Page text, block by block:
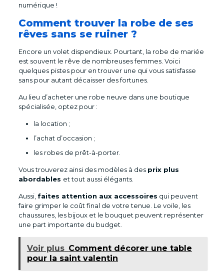
numérique !
Comment trouver la robe de ses
rêves sans se ruiner ?
Encore un volet dispendieux. Pourtant, la robe de mariée
est souvent le rêve de nombreuses femmes. Voici
quelques pistes pour en trouver une qui vous satisfasse
sans pour autant décaisser des fortunes.
Au lieu d’acheter une robe neuve dans une boutique
spécialisée, optez pour :
la location ;
l’achat d’occasion ;
les robes de prêt-à-porter.
Vous trouverez ainsi des modèles à des prix plus
abordables et tout aussi élégants.
Aussi, faites attention aux accessoires qui peuvent
faire grimper le coût final de votre tenue. Le voile, les
chaussures, les bijoux et le bouquet peuvent représenter
une part importante du budget.
Voir plus Comment décorer une table
pour la saint valentin